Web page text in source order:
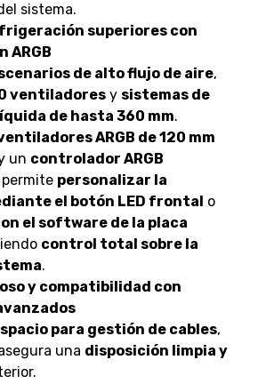
sistema.
superiores con
ARGB
de alto flujo de aire,
ventiladoresy sistemas de
de hasta 360 mm.
ARGB de 120 mm
un controlador ARGB
personalizar la
el botón LED frontal o
el software de la placa
control total sobre la
.
y compatibilidad con
para gestión de cables,
una disposición limpia y